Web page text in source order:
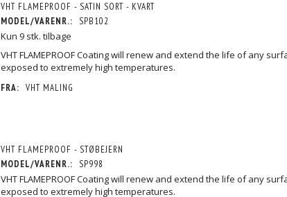
VHT FLAMEPROOF - SATIN SORT - KVART
MODEL/VARENR.:
SPB102
Kun 9 stk. tilbage
VHT FLAMEPROOF Coating will renew and extend the life of any
exposed to extremely high temperatures.
FRA: VHT MALING
VHT FLAMEPROOF - STØBEJERN
MODEL/VARENR.:
SP998
VHT FLAMEPROOF Coating will renew and extend the life of any
exposed to extremely high temperatures.